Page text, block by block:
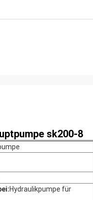
sk200-8
Hydraulikpumpe für